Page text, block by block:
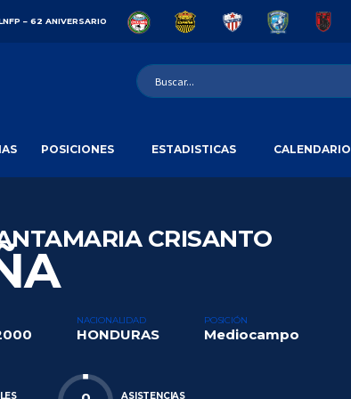
– 62 ANIVERSARIO
POSICIONES ESTADISTICAS CALENDARIO
CRISANTO
NACIONALIDAD
HONDURAS
POSICIÓN
Mediocampo
ASISTENCIAS